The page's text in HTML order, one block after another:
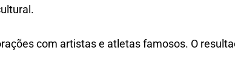
com artistas e atletas famosos. O